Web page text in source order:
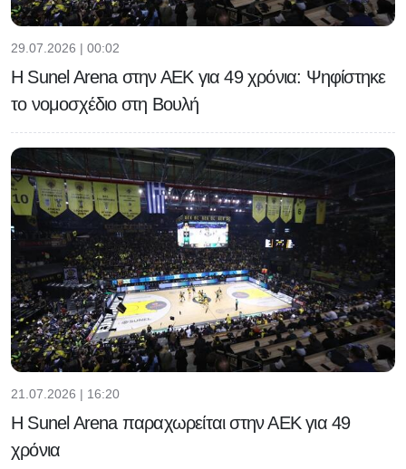
29.07.2026 | 00:02
Η Sunel Arena στην ΑΕΚ για 49 χρόνια: Ψηφίστηκε
το νομοσχέδιο στη Βουλή
21.07.2026 | 16:20
Η Sunel Arena παραχωρείται στην ΑΕΚ για 49
χρόνια